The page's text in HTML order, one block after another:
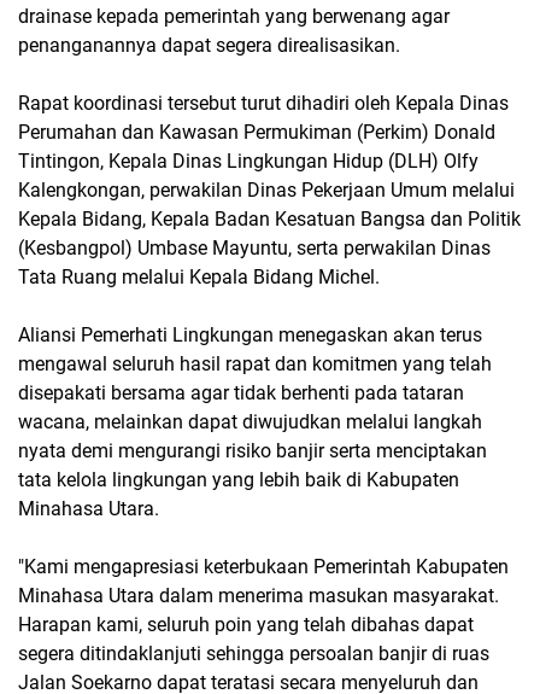
drainase kepada pemerintah yang berwenang agar
penanganannya dapat segera direalisasikan.
Rapat koordinasi tersebut turut dihadiri oleh Kepala Dinas
Perumahan dan Kawasan Permukiman (Perkim) Donald
Tintingon, Kepala Dinas Lingkungan Hidup (DLH) Olfy
Kalengkongan, perwakilan Dinas Pekerjaan Umum melalui
Kepala Bidang, Kepala Badan Kesatuan Bangsa dan Politik
(Kesbangpol) Umbase Mayuntu, serta perwakilan Dinas
Tata Ruang melalui Kepala Bidang Michel.
Aliansi Pemerhati Lingkungan menegaskan akan terus
mengawal seluruh hasil rapat dan komitmen yang telah
disepakati bersama agar tidak berhenti pada tataran
wacana, melainkan dapat diwujudkan melalui langkah
nyata demi mengurangi risiko banjir serta menciptakan
tata kelola lingkungan yang lebih baik di Kabupaten
Minahasa Utara.
"Kami mengapresiasi keterbukaan Pemerintah Kabupaten
Minahasa Utara dalam menerima masukan masyarakat.
Harapan kami, seluruh poin yang telah dibahas dapat
segera ditindaklanjuti sehingga persoalan banjir di ruas
Jalan Soekarno dapat teratasi secara menyeluruh dan